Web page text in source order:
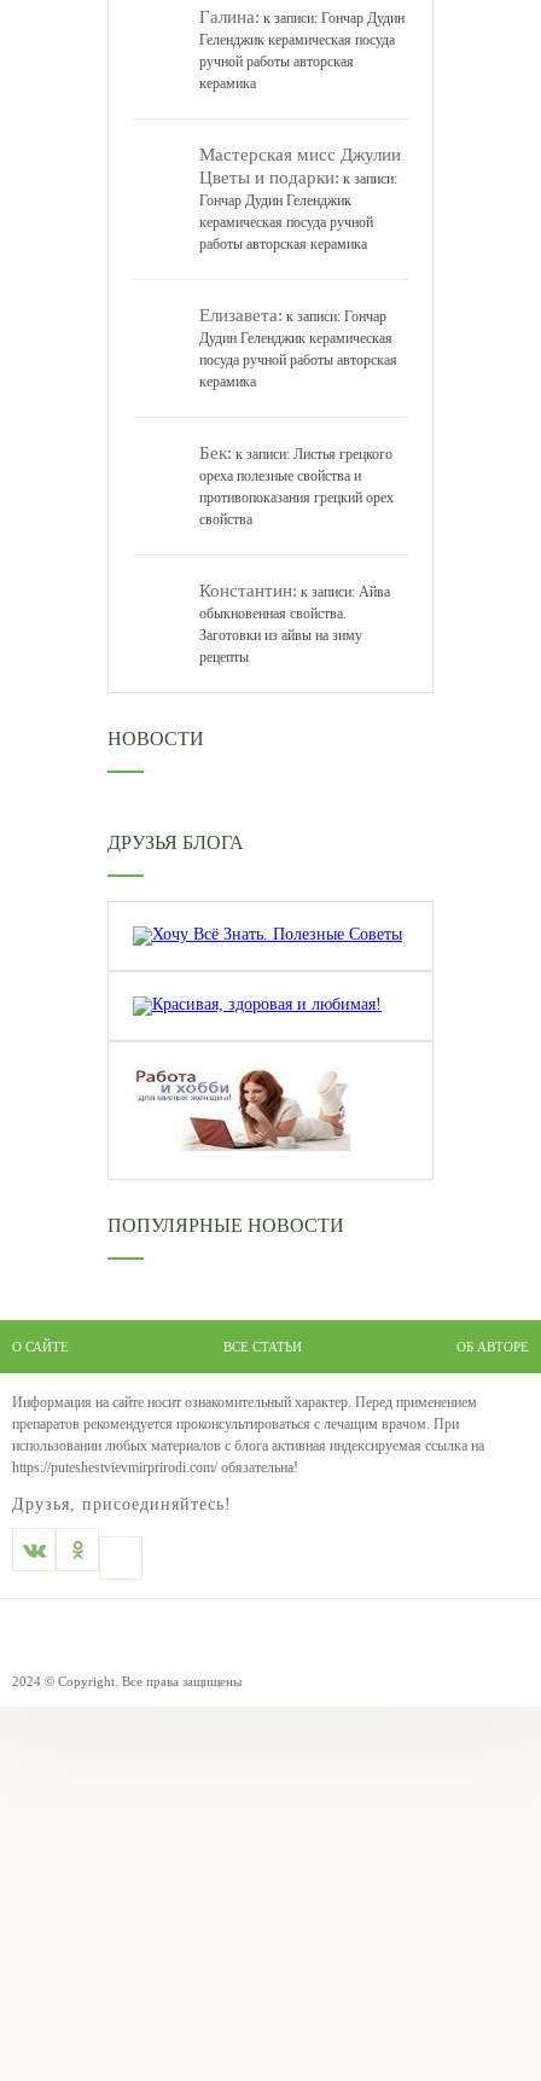
Галина: к записи: Гончар Дудин
Геленджик керамическая посуда
ручной работы авторская
керамика
Мастерская мисс Джулии
Цветы и подарки: к записи:
Гончар Дудин Геленджик
керамическая посуда ручной
работы авторская керамика
Елизавета: к записи: Гончар
Дудин Геленджик керамическая
посуда ручной работы авторская
керамика
Бек: к записи: Листья грецкого
ореха полезные свойства и
противопоказания грецкий орех
свойства
Константин: к записи: Айва
обыкновенная свойства.
Заготовки из айвы на зиму
рецепты
НОВОСТИ
ДРУЗЬЯ БЛОГА
ПОПУЛЯРНЫЕ НОВОСТИ
О САЙТЕ ВСЕ СТАТЬИ ОБ АВТОРЕ
Информация на сайте носит ознакомительный характер. Перед применением
препаратов рекомендуется проконсультироваться с лечащим врачом. При
использовании любых материалов с блога активная индексируемая ссылка на
https://puteshestvievmirprirodi.com/ обязательна!
Друзья, присоединяйтесь!
2024 © Copyright. Все права защищены